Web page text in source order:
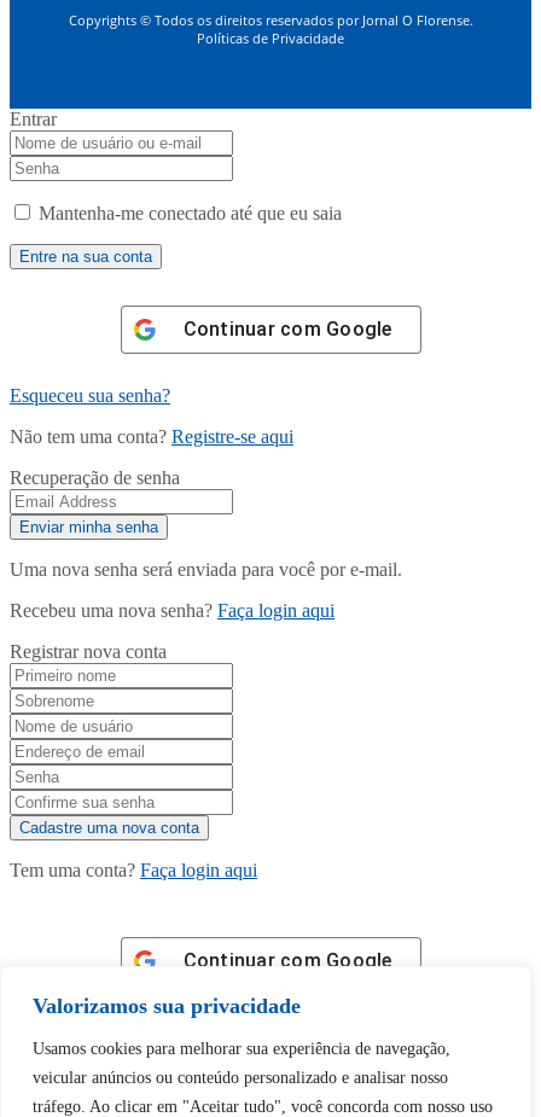
Valorizamos sua privacidade
Usamos cookies para melhorar sua experiência de navegação,
veicular anúncios ou conteúdo personalizado e analisar nosso
tráfego. Ao clicar em "Aceitar tudo", você concorda com nosso uso
Copyrights © Todos os direitos reservados por Jornal O Florense.
Políticas de Privacidade
Entrar
Mantenha-me conectado até que eu saia
Continuar com Google
Esqueceu sua senha?
Não tem uma conta? Registre-se aqui
Recuperação de senha
Uma nova senha será enviada para você por e-mail.
Recebeu uma nova senha? Faça login aqui
Registrar nova conta
Tem uma conta? Faça login aqui
Continuar com Google